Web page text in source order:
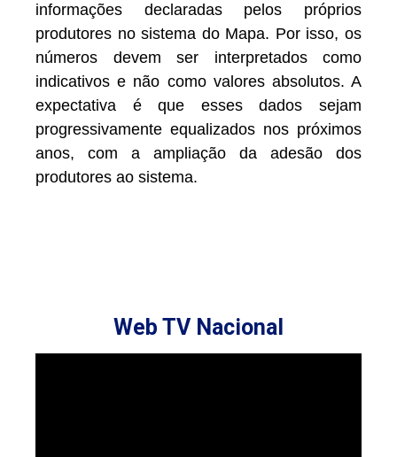
informações declaradas pelos próprios
produtores no sistema do Mapa. Por isso, os
números devem ser interpretados como
indicativos e não como valores absolutos. A
expectativa é que esses dados sejam
progressivamente equalizados nos próximos
anos, com a ampliação da adesão dos
produtores ao sistema.
Web TV Nacional